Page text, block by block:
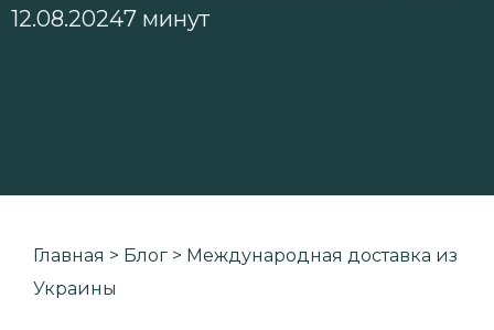
12.08.20247 минут
Главная > Блог > Международная доставка из
Украины